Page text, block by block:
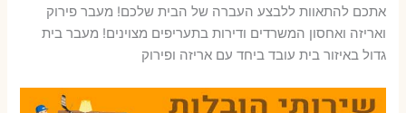
אתכם להתאוות ללבצע העברה של הבית שלכם! מעבר פירוק
ואריזה ואחסון המשרדים ודירות בתעריפים מצוינים! מעבר בית
גדול באיזור בית עובד ביחד עם אריזה ופירוק